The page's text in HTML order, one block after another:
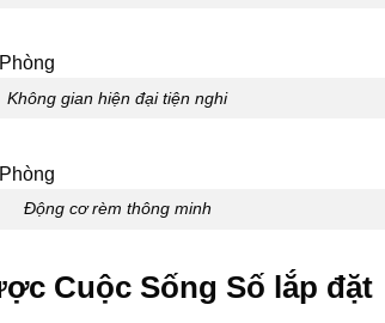
Không gian hiện đại tiện nghi
Động cơ rèm thông minh
Cuộc Sống Số lắp đặt